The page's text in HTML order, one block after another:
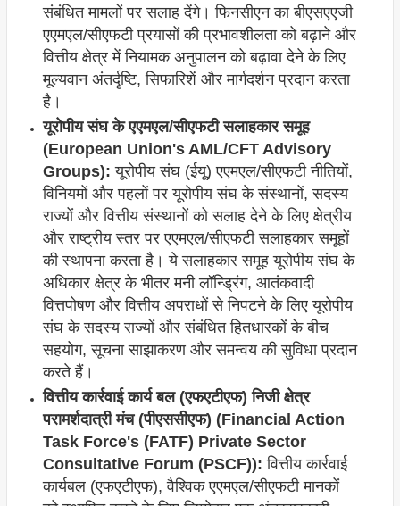
संबंधित मामलों पर सलाह देंगे। फिनसीएन का बीएसएएजी
एएमएल/सीएफटी प्रयासों की प्रभावशीलता को बढ़ाने और
वित्तीय क्षेत्र में नियामक अनुपालन को बढ़ावा देने के लिए
मूल्यवान अंतर्दृष्टि, सिफारिशें और मार्गदर्शन प्रदान करता
है।
यूरोपीय संघ के एएमएल/सीएफटी सलाहकार समूह
(European Union's AML/CFT Advisory
Groups): यूरोपीय संघ (ईयू) एएमएल/सीएफटी नीतियों,
विनियमों और पहलों पर यूरोपीय संघ के संस्थानों, सदस्य
राज्यों और वित्तीय संस्थानों को सलाह देने के लिए क्षेत्रीय
और राष्ट्रीय स्तर पर एएमएल/सीएफटी सलाहकार समूहों
की स्थापना करता है। ये सलाहकार समूह यूरोपीय संघ के
अधिकार क्षेत्र के भीतर मनी लॉन्ड्रिंग, आतंकवादी
वित्तपोषण और वित्तीय अपराधों से निपटने के लिए यूरोपीय
संघ के सदस्य राज्यों और संबंधित हितधारकों के बीच
सहयोग, सूचना साझाकरण और समन्वय की सुविधा प्रदान
करते हैं।
वित्तीय कार्रवाई कार्य बल (एफएटीएफ) निजी क्षेत्र
परामर्शदात्री मंच (पीएससीएफ) (Financial Action
Task Force's (FATF) Private Sector
Consultative Forum (PSCF)): वित्तीय कार्रवाई
कार्यबल (एफएटीएफ), वैश्विक एएमएल/सीएफटी मानकों